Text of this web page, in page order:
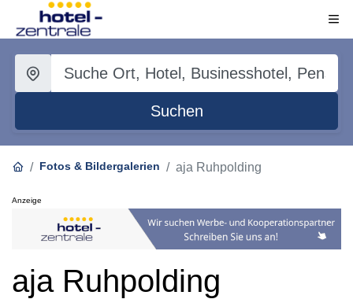
Suchen
Fotos & Bildergalerien aja Ruhpolding
Anzeige
aja Ruhpolding